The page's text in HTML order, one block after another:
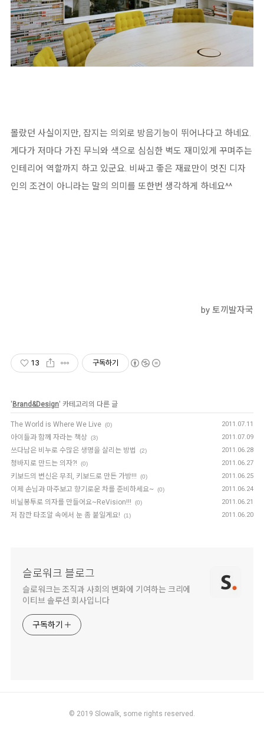
몰랐던 사실이지만, 잡지는 의외로 방음기능이 뛰어나다고 하네요.
게다가 저마다 가진 무늬와 색으로 심심한 벽도 재미있게 꾸며주는
인테리어 역할까지 하고 있군요. 비싸고 좋은 재료만이 멋진 디자
인의 조건이 아니라는 말의 의미를 또한번 생각하게 하네요^^
by 토끼발자국
13 구독하기
'Brand&Design' 카테고리의 다른 글
The World is Where We Live (0) 2011.07.11
아이들과 함께 자라는 책상 (3) 2011.07.09
쓰다남은 비누로 수많은 생명을 살리는 방법 (2) 2011.06.28
청바지로 만드는 의자?! (0) 2011.06.27
키보드의 변신은 무죄, 키보드로 만든 가방!!! (0) 2011.06.25
이제 손님과 마주보고 향기로운 차를 준비하세요~ (0) 2011.06.24
비닐봉투로 의자를 만들어요~ReVision!!! (0) 2011.06.21
저 잠깐 타조알 속에서 눈 좀 붙일게요! (1) 2011.06.20
슬로워크 블로그
슬로워크는 조직과 사회의 변화에 기여하는 크리에
이티브 솔루션 회사입니다
구독하기
© 2019 Slowalk, some rights reserved.